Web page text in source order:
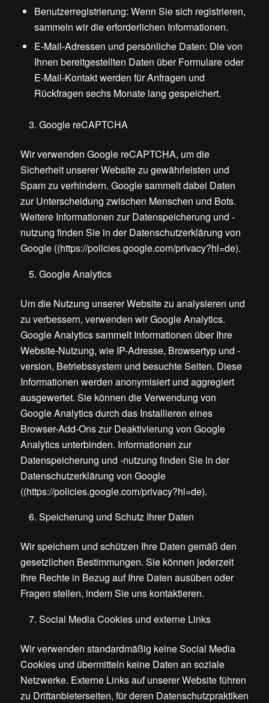
Benutzerregistrierung: Wenn Sie sich registrieren,
sammeln wir die erforderlichen Informationen.
E-Mail-Adressen und persönliche Daten: Die von
Ihnen bereitgestellten Daten über Formulare oder
E-Mail-Kontakt werden für Anfragen und
Rückfragen sechs Monate lang gespeichert.
Google reCAPTCHA
Wir verwenden Google reCAPTCHA, um die
Sicherheit unserer Website zu gewährleisten und
Spam zu verhindern. Google sammelt dabei Daten
zur Unterscheidung zwischen Menschen und Bots.
Weitere Informationen zur Datenspeicherung und -
nutzung finden Sie in der Datenschutzerklärung von
Google ((https://policies.google.com/privacy?hl=de).
Google Analytics
Um die Nutzung unserer Website zu analysieren und
zu verbessern, verwenden wir Google Analytics.
Google Analytics sammelt Informationen über Ihre
Website-Nutzung, wie IP-Adresse, Browsertyp und -
version, Betriebssystem und besuchte Seiten. Diese
Informationen werden anonymisiert und aggregiert
ausgewertet. Sie können die Verwendung von
Google Analytics durch das Installieren eines
Browser-Add-Ons zur Deaktivierung von Google
Analytics unterbinden. Informationen zur
Datenspeicherung und -nutzung finden Sie in der
Datenschutzerklärung von Google
((https://policies.google.com/privacy?hl=de).
Speicherung und Schutz Ihrer Daten
Wir speichern und schützen Ihre Daten gemäß den
gesetzlichen Bestimmungen. Sie können jederzeit
Ihre Rechte in Bezug auf Ihre Daten ausüben oder
Fragen stellen, indem Sie uns kontaktieren.
Social Media Cookies und externe Links
Wir verwenden standardmäßig keine Social Media
Cookies und übermitteln keine Daten an soziale
Netzwerke. Externe Links auf unserer Website führen
zu Drittanbieterseiten, für deren Datenschutzpraktiken